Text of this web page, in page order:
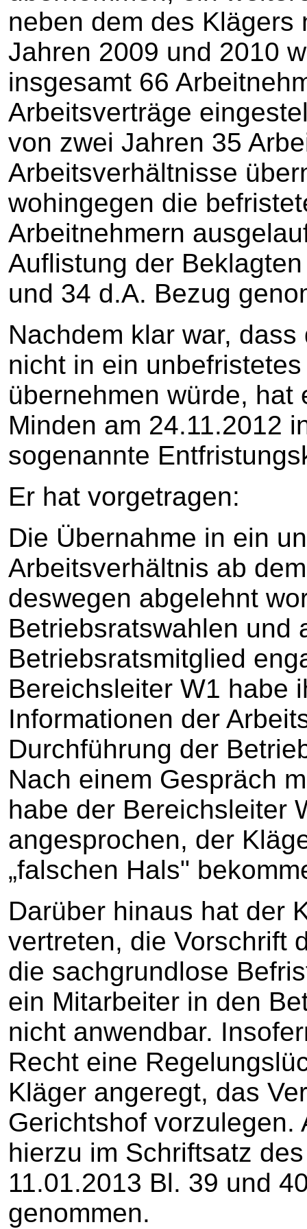
neben dem des
Jahren 2009 und 2010
insgesamt 66
Arbeitsverträge
von zwei Jahren 35
Arbeitsverhältnisse
wohingegen die
Arbeitnehmern
Auflistung der
und 34 d.A. Bezug
Nachdem klar war,
nicht in ein
übernehmen würde, hat
Minden am 24.11.2012
sogenannte
Er hat vorgetragen:
Die Übernahme in ein
Arbeitsverhältnis ab
deswegen abgelehnt
Betriebsratswahlen und
Betriebsratsmitglied
Bereichsleiter W1 habe
Informationen der
Durchführung der
Nach einem Gespräch
habe der Bereichsleiter
angesprochen, der
„falschen Hals"
Darüber hinaus hat der
vertreten, die Vorschrift
die sachgrundlose
ein Mitarbeiter in den
nicht anwendbar.
Recht eine
Kläger angeregt, das
Gerichtshof vorzulegen.
hierzu im Schriftsatz
11.01.2013 Bl. 39 und
genommen.